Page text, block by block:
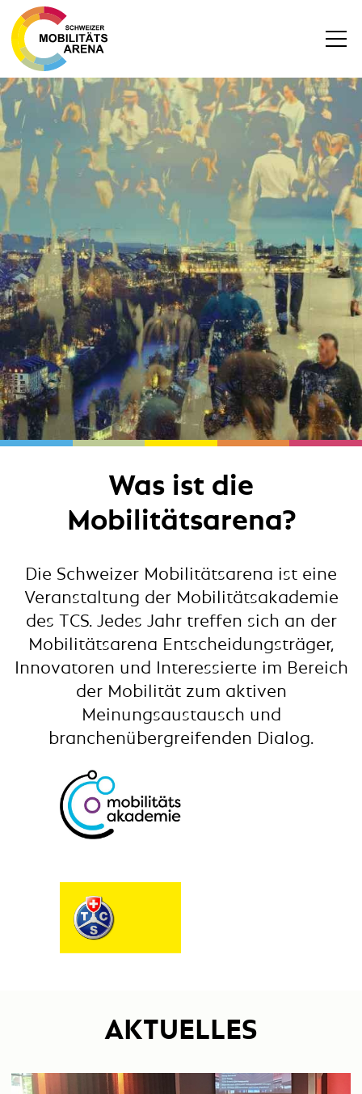
News
Archiv
DEUTSCH
FRANZÖSISCH
Was ist die
Mobilitätsarena?
Die Schweizer Mobilitätsarena ist eine
Veranstaltung der Mobilitätsakademie
des TCS. Jedes Jahr treffen sich an der
Mobilitätsarena Entscheidungsträger,
Innovatoren und Interessierte im Bereich
der Mobilität zum aktiven
Meinungsaustausch und
branchenübergreifenden Dialog.
AKTUELLES